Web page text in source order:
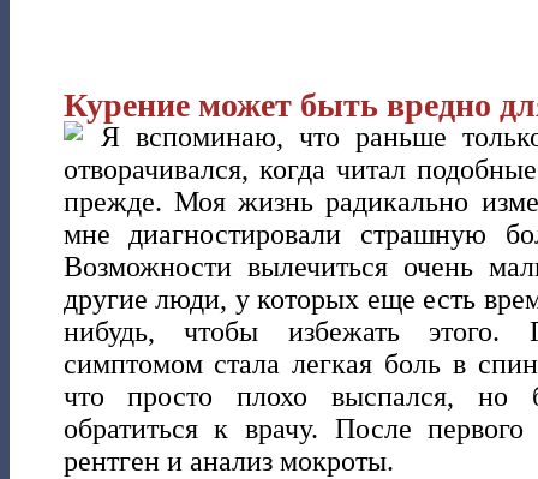
Курение может быть вредно
Я вспоминаю, что раньше
отворачивался, когда читал
прежде. Моя жизнь радикально
мне диагностировали страшную
Возможности вылечиться очень
другие люди, у которых еще есть
нибудь, чтобы избежать
симптомом стала легкая боль в
что просто плохо выспался, но
обратиться к врачу. После
рентген и анализ мокроты.